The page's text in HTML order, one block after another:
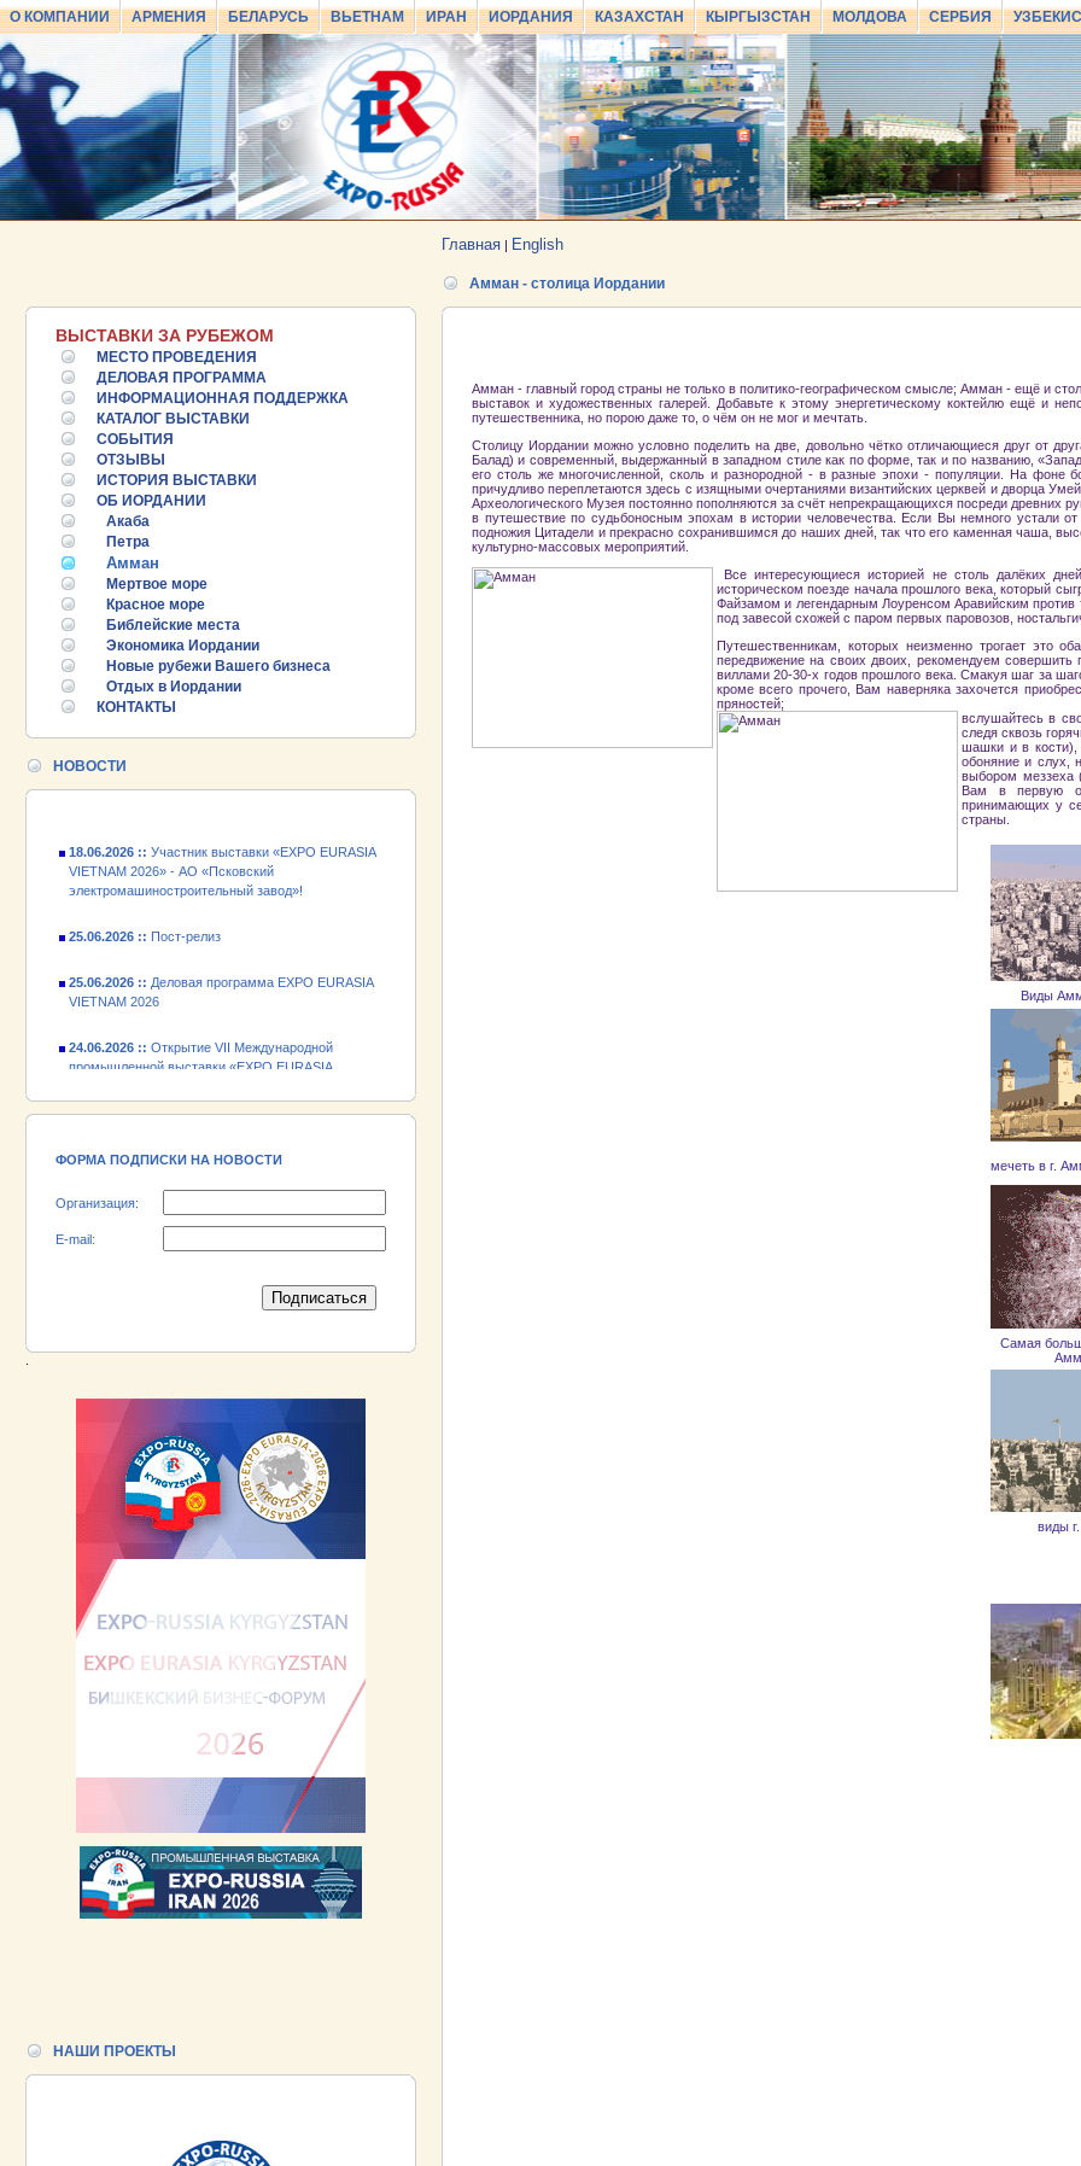
О КОМПАНИИ АРМЕНИЯ БЕЛАРУСЬ ВЬЕТНАМ ИРАН ИОРДАНИЯ КАЗАХСТАН КЫРГЫЗСТАН МОЛДОВА СЕРБИЯ
Главная | English
ВЫСТАВКИ ЗА РУБЕЖОМ
МЕСТО ПРОВЕДЕНИЯ
ДЕЛОВАЯ ПРОГРАММА
ИНФОРМАЦИОННАЯ ПОДДЕРЖКА
КАТАЛОГ ВЫСТАВКИ
СОБЫТИЯ
ОТЗЫВЫ
ИСТОРИЯ ВЫСТАВКИ
ОБ ИОРДАНИИ
Акаба
Петра
Амман
Мертвое море
Красное море
Библейские места
Экономика Иордании
Новые рубежи Вашего бизнеса
Отдых в Иордании
КОНТАКТЫ
НОВОСТИ
25.06.2026 ::Пост-релиз
25.06.2026 ::
Деловая программа EXPO EURASIA
VIETNAM 2026
24.06.2026 ::Открытие VII Международной
промышленной выставки «EXPO EURASIA
VIETNAM 2026» - АО «Псковский
электромашиностроительный завод»!
VIETNAM 2026
промышленной выставки «EXPO EURASIA
VIETNAM 2026»
ФОРМА ПОДПИСКИ НА НОВОСТИ
Организация:
E-mail:
НАШИ ПРОЕКТЫ
Амман - столица Иордании
Амман - главный город страны не только в политико-географическом смысле; Амман - ещё и
выставок и художественных галерей. Добавьте к этому энергетическому коктейлю ещё и
путешественника, но порою даже то, о чём он не мог и мечтать.
Столицу Иордании можно условно поделить на две, довольно чётко отличающиеся друг от
Балад) и современный, выдержанный в западном стиле как по форме, так и по названию,
его столь же многочисленной, сколь и разнородной - в разные эпохи - популяции. На фоне
причудливо переплетаются здесь с изящными очертаниями византийских церквей и дворца
Археологического Музея постоянно пополняются за счёт непрекращающихся посреди
в путешествие по судьбоносным эпохам в истории человечества. Если Вы немного устали
подножия Цитадели и прекрасно сохранившимся до наших дней, так что его каменная чаша,
культурно-массовых мероприятий.
Все интересующиеся историей не столь далёких
историческом поезде начала прошлого века, который
Файзамом и легендарным Лоуренсом Аравийским против
под завесой схожей с паром первых паровозов,
Путешественникам, которых неизменно трогает это
передвижение на своих двоих, рекомендуем
виллами 20-30-х годов прошлого века. Смакуя шаг за
кроме всего прочего, Вам наверняка захочется
пряностей;
вслушайтесь в
следя сквозь
шашки и в кости),
обоняние и слух,
выбором меззеха
Вам в первую
принимающих у
страны.
Виды
мечеть в г.
Самая
виды